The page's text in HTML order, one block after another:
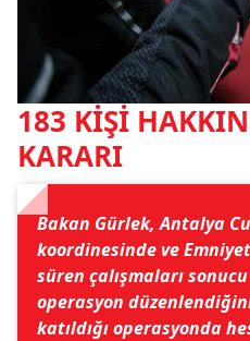
183 KİŞİ
KARARI
Bakan Gürlek, Antalya
koordinesinde ve
süren çalışmaları
operasyon
katıldığı operasyonda